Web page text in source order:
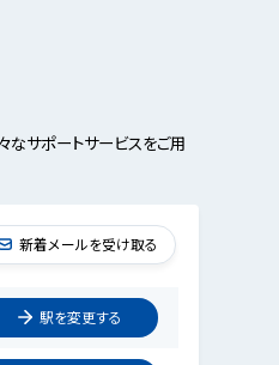
サポートサービスをご用
駅を変更する
新着メールを受け取る